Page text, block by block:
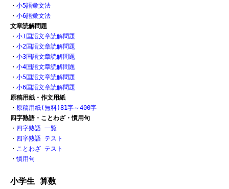
・ 小5語彙文法
・ 小6語彙文法
文章読解問題
・ 小1国語文章読解問題
・ 小2国語文章読解問題
・ 小3国語文章読解問題
・ 小4国語文章読解問題
・ 小5国語文章読解問題
・ 小6国語文章読解問題
原稿用紙・作文用紙
・ 原稿用紙(無料)81字～400字
四字熟語・ことわざ・慣用句
・ 四字熟語 一覧
・ 四字熟語 テスト
・ ことわざ テスト
・慣用句
小学生 算数